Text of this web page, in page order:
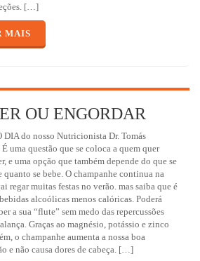
[…]
MAIS
OU ENGORDAR
DIA do nosso Nutricionista Dr. Tomás
uma questão que se coloca a quem quer
e uma opção que também depende do que se
quanto se bebe. O champanhe continua na
regar muitas festas no verão. mas saiba que é
alcoólicas menos calóricas. Poderá
a sua “flute” sem medo das repercussões
Graças ao magnésio, potássio e zinco
o champanhe aumenta a nossa boa
e não causa dores de cabeça. […]